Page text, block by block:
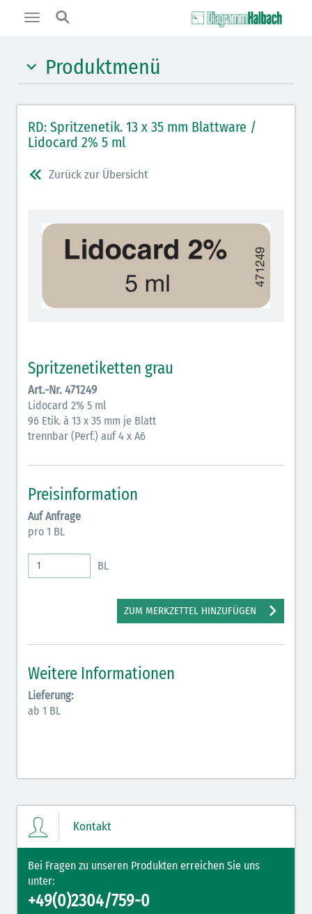
Toggle
Produktmenü
Benzodiazepine (orange)
Muskelrelaxantien (rot weißer Kopfbalken)
Opiate/Opioide (hellblau)
Lokalanästhetika (grau)
schraffiert)
Anticholinergika (hellgrün)
Cholinergika (hellgrün schraffiert)
Rahmen)
Bronchodilatatoren (blau-braun)
Antikonvulsiva (grau-lila)
Inodilatatoren (rot-grün)
Elektrolyte (grün-pink)
Elektrolyte Kalium (grün-blau)
Elektrolyte NaCl (grün)
RD: Spritzenetik. 13 x 35 mm Blattware /
Lidocard 2% 5 ml
Zurück zur Übersicht
Spritzenetiketten grau
Art.-Nr. 471249
Lidocard 2% 5 ml
96 Etik. à 13 x 35 mm je Blatt
trennbar (Perf.) auf 4 x A6
Preisinformation
Auf Anfrage
pro 1 BL
BL
ZUM MERKZETTEL HINZUFÜGEN
Weitere Informationen
Lieferung:
ab 1 BL
Kontakt
Bei Fragen zu unseren Produkten erreichen Sie uns
unter:
+49(0)2304/759-0